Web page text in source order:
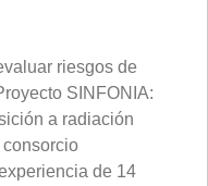
riesgos de
SINFONIA:
a radiación
de 14